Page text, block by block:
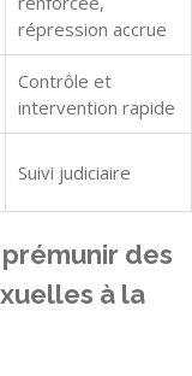
répression accrue
Contrôle et
intervention rapide
Suivi judiciaire
des
à la